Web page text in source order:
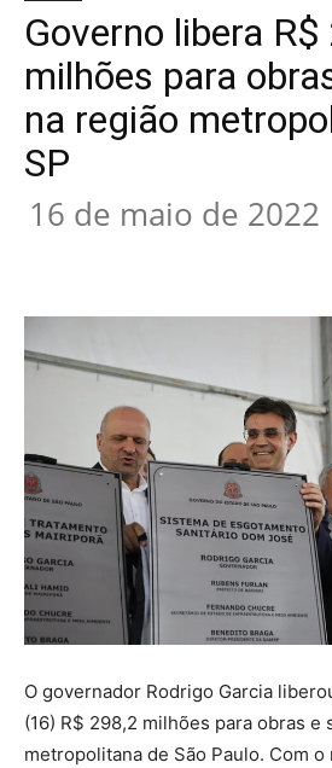
Governo libera R$
milhões para
na região
SP
16 de maio de 2022
O governador Rodrigo Garcia
(16) R$ 298,2 milhões para obras e
metropolitana de São Paulo. Com